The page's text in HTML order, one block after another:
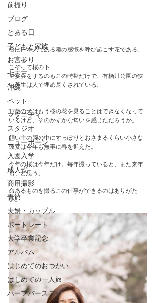
前撮り
ブログ
とある日
子どもと家族
お宮参り
七五三
沖縄
ペット
マタニティ
スタジオ
ニューボーン
入園入学
成人式
商用撮影
青旅
夫婦・カップル
ポートレート
大学卒業記念
アルバム
はじめてのおつかい
はじめての一人旅
ハーフバースデー
桜は日本人にある種の感慨を呼び起こす花である。
こぞって桜の下
で宴会をするのもこの時期だけで、有栖川公園の狭
い芝生は人で埋め尽くされている。
17歳の犬はもう桜の花を見ることはできなくなって
いるけど、そのかすかな匂いを感じただろうか。
飼い主の腕の中にすっぽりとおさまるくらい小さな
彼女は今年も無事に春を迎えた。
今年の桜は今年だけ。毎年撮っていると、また来年
も、と思う。
命あるものを撮るこの仕事ができるのはありがた
い。